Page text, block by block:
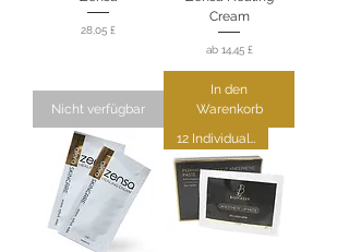
Preis
28,05 £
Nicht verfügbar
Cream
ab 14,45 £
Sale-Preis
In den
Warenkorb
12 Individual Sachets